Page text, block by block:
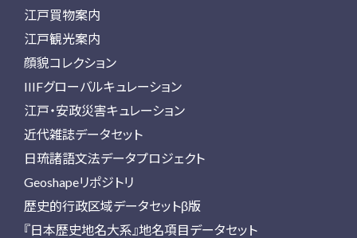
江戸買物案内
江戸観光案内
顔貌コレクション
IIIFグローバルキュレーション
江戸・安政災害キュレーション
近代雑誌データセット
日琉諸語文法データプロジェクト
Geoshapeリポジトリ
歴史的行政区域データセットβ版
『日本歴史地名大系』地名項目データセット